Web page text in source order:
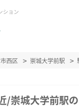
ション
西区 崇城大学前駅
/崇城大学前駅